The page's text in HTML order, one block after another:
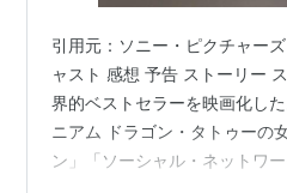
引用元：ソニー・ピクチャー
ャスト 感想 予告 ストーリー
界的ベストセラーを映画化し
ニアム ドラゴン・タトゥーの
ン」「ソーシャル・ネットワ